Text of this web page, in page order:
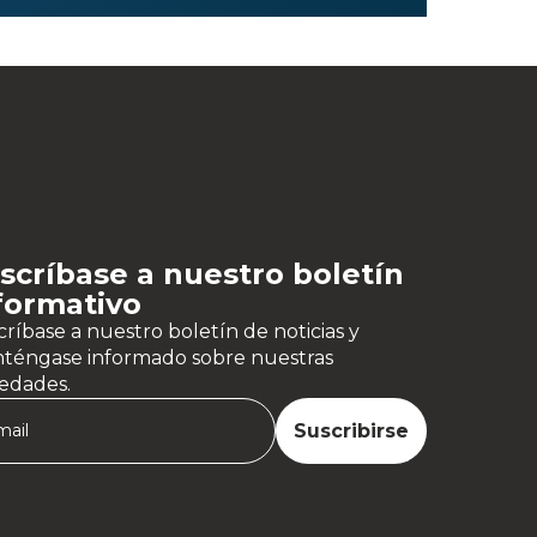
a nuestro boletín
a nuestro boletín de noticias y
informado sobre nuestras